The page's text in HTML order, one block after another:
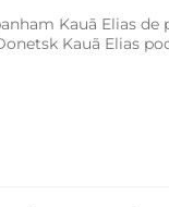
Kauã Elias
Kauã Elias